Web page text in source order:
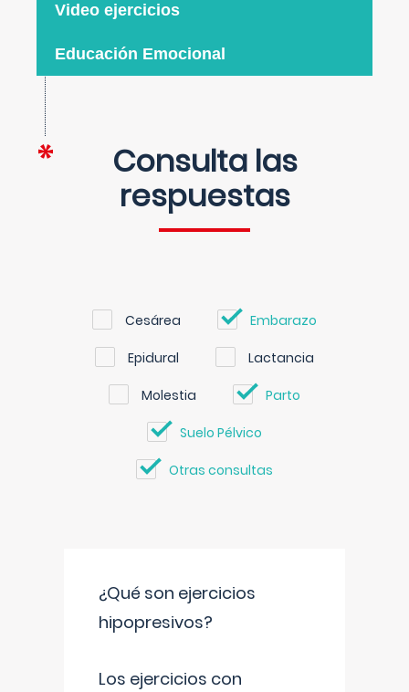
Video ejercicios
Educación Emocional
Consulta las
respuestas
Cesárea Embarazo
Epidural Lactancia
Molestia Parto
Suelo Pélvico
Otras consultas
¿Qué son ejercicios
hipopresivos?
Los ejercicios con